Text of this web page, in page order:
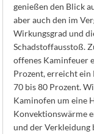
genießen den Blick
aber auch den im
Wirkungsgrad und
Schadstoffausstoß.
offenes Kaminfeuer
Prozent, erreicht ein
70 bis 80 Prozent.
Kaminofen um eine
Konvektionswärme
und der Verkleidung